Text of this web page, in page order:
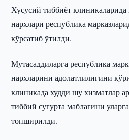
Хусусий тиббиёт клиникаларида
нархлари республика
кўрсатиб ўтилди.
Мутасаддиларга республика
нархларини адолатлилигини
клиникада худди шу хизматлар
тиббий суғурта маблағини
топширилди.